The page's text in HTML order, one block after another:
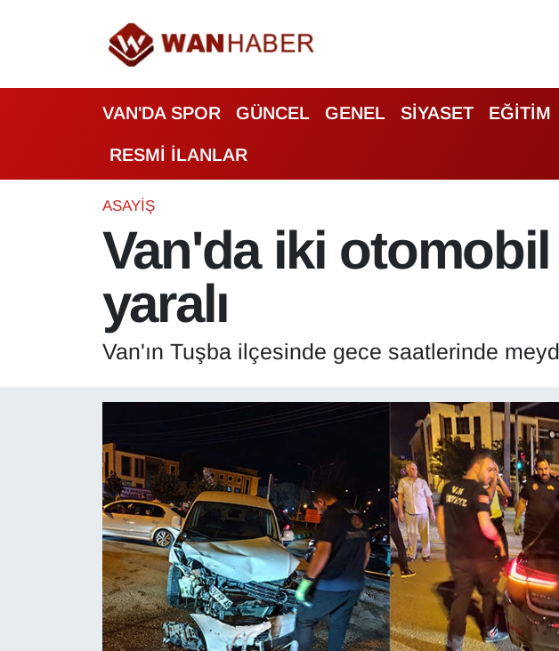
VAN'DA SPOR GÜNCEL GENEL SİYASET EĞİTİM
RESMİ İLANLAR
ASAYİŞ
Van'da iki otomobil
yaralı
Van'ın Tuşba ilçesinde gece saatlerinde
ASAYİŞ
BİLİM VE TEKNOLOJİ
Biyografi
Bölge Haberleri
ÇEVRE
Deprem
DÜNYA
EĞİTİM
EKONOMİ
Eleman
Van Nöbetçi Eczaneler
Van Hava Durumu
Van Namaz Vakitleri
Van Trafik Yoğunluk Haritası
Süper Lig Puan Durumu ve Fikstür
Tüm Manşetler
Son Dakika Haberleri